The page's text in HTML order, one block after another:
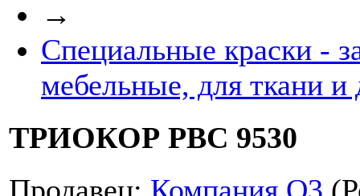
→
Специальные краски -
мебельные, для ткани и
ТРИОКОР PBC 9530